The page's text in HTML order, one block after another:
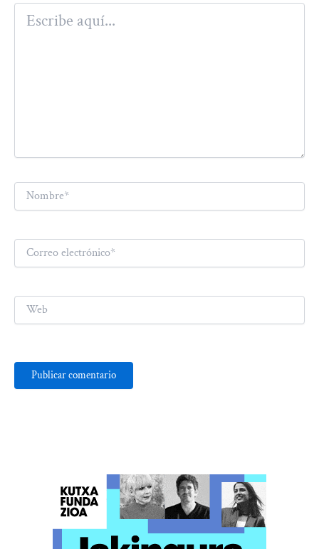
Escribe
aquí...
Nombre*
Correo
electrónico*
Web